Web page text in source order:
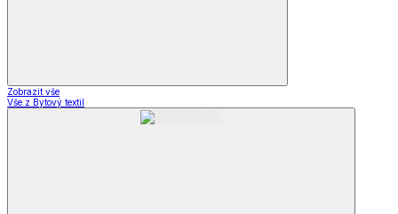
Zobrazit vše
Vše z Bytový textil